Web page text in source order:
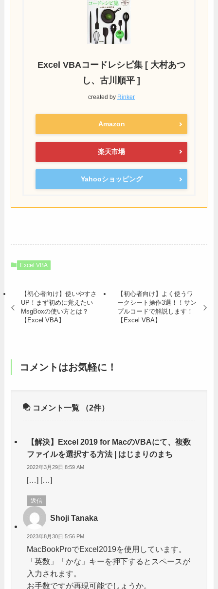
Excel VBAコードレシピ集 [ 大村あつ
し、古川順平 ]
created by Rinker
Amazon
楽天市場
Yahooショッピング
Excel VBA
【初心者向け】使いやすさ
UP！まず初めに覚えたい
MsgBoxの使い方とは？
【Excel VBA】
【初心者向け】よく使うワ
ークシート操作3選！！サン
プルコードで解説します！
【Excel VBA】
コメントはお気軽に！
コメント一覧 （2件）
【解決】Excel 2019 for MacのVBAにて、複数
ファイルを選択する方法 | はじまりのまち
2022年3月29日 8:59 AM
[…] […]
返信
Shoji Tanaka
2023年8月30日 5:56 PM
MacBookProでExcel2019を使用しています。
「英数」「かな」キーを押下するとスペースが
入力されます。
お手数ですが再現可能でしょうか。